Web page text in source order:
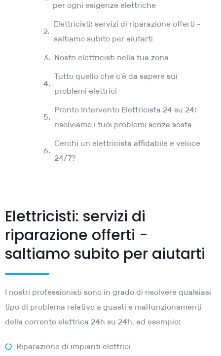
per ogni esigenze elettriche
Elettricisti: servizi di riparazione offerti -
saltiamo subito per aiutarti
Nostri elettricisti nella tua zona
Tutto quello che c'è da sapere sui
problemi elettrici
Pronto Intervento Elettricista 24 su 24:
risolviamo i tuoi problemi senza sosta
Cerchi un elettricista affidabile e veloce
24/7?
Elettricisti: servizi di
riparazione offerti -
saltiamo subito per aiutarti
I nostri professionisti sono in grado di risolvere qualsiasi
tipo di problema relativo a guasti e malfunzionamenti
della corrente elettrica 24h su 24h, ad esempio:
Riparazione di impianti elettrici